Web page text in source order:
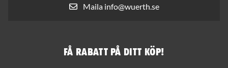
Maila info@wuerth.se
Få rabatt på ditt köp!